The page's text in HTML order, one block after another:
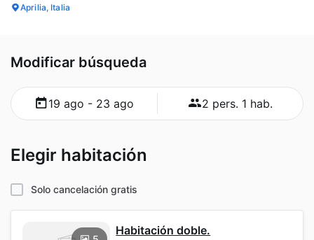
Aprilia, Italia
Modificar búsqueda
19 ago - 23 ago 2 pers. 1 hab.
Elegir habitación
Solo cancelación gratis
Habitación doble.